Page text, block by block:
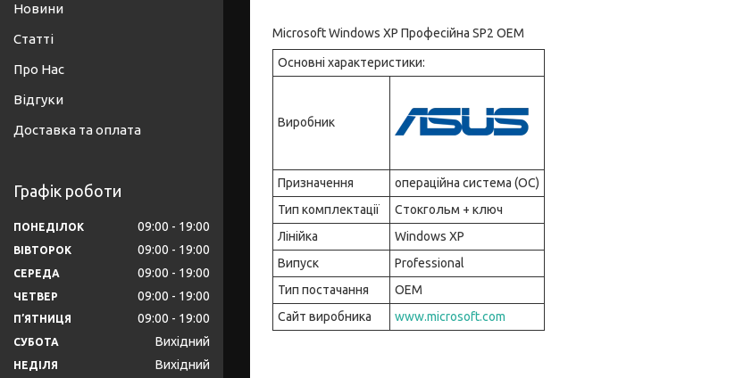
Microsoft Windows XP Професійна SP2 OEM
Основні характеристики:
Виробник
Призначення
операційна система (OC)
Тип комплектації
Стокгольм + ключ
Лінійка
Windows XP
Випуск
Professional
Тип постачання
OEM
Сайт виробника
www.microsoft.com
Новини
Статті
Про Нас
Відгуки
Доставка та оплата
Графік роботи
ПОНЕДІЛОК 09:00 19:00
ВІВТОРОК 09:00 19:00
СЕРЕДА 09:00 19:00
ЧЕТВЕР 09:00 19:00
ПʼЯТНИЦЯ 09:00 19:00
СУБОТА Вихідний
НЕДІЛЯ Вихідний